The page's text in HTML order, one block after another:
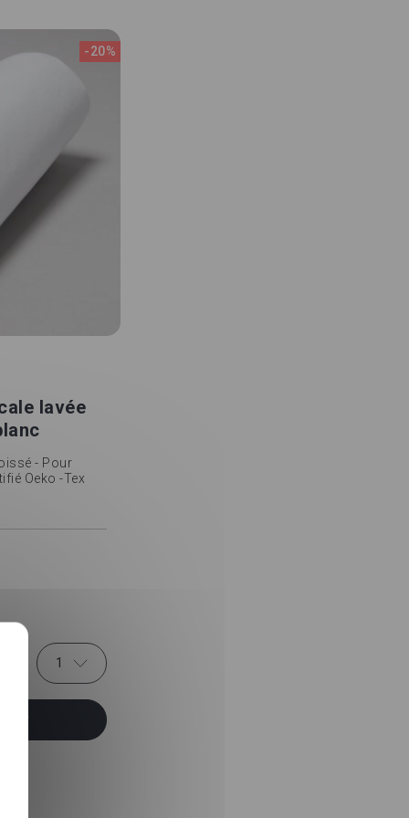
-20%
lavée
- Pour
Oeko -Tex
1